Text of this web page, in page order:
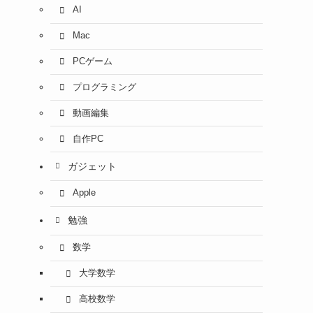
AI
Mac
PCゲーム
プログラミング
動画編集
自作PC
ガジェット
Apple
勉強
数学
大学数学
高校数学